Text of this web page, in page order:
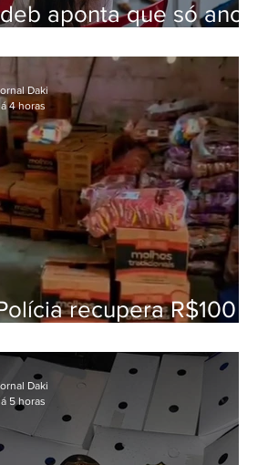
aponta que só anos
da educação
recupera R$100
Fluminense
Daki
4 horas
Daki
5 horas